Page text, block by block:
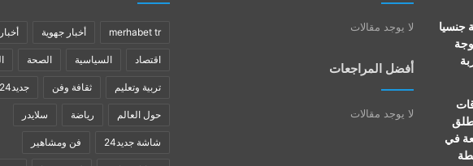
جنسيا
في
لا يوجد مقالات
أفضل المراجعات
لا يوجد مقالات
merhabet tr أخبار جهوية
اقتصاد السياسية الصحة
تربية وتعليم ثقافة وفن جديد24
حول العالم رياضة سلايدر
شاشة جديد24 فن ومشاهير